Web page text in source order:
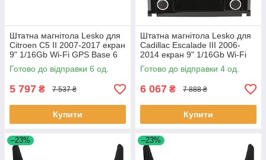
Штатна магнітола Lesko для
Citroen C5 II 2007-2017 екран
9" 1/16Gb Wi-Fi GPS Base 6
шт.
Готово до відправки 6 од.
5 797 ₴ 7 537 ₴
Купити
Штатна магнітола Lesko для
Cadillac Escalade III 2006-
2014 екран 9" 1/16Gb Wi-Fi
GPS Base Каміллак 4 шт.
Готово до відправки 4 од.
6 067 ₴ 7 888 ₴
Купити
–23% –23%